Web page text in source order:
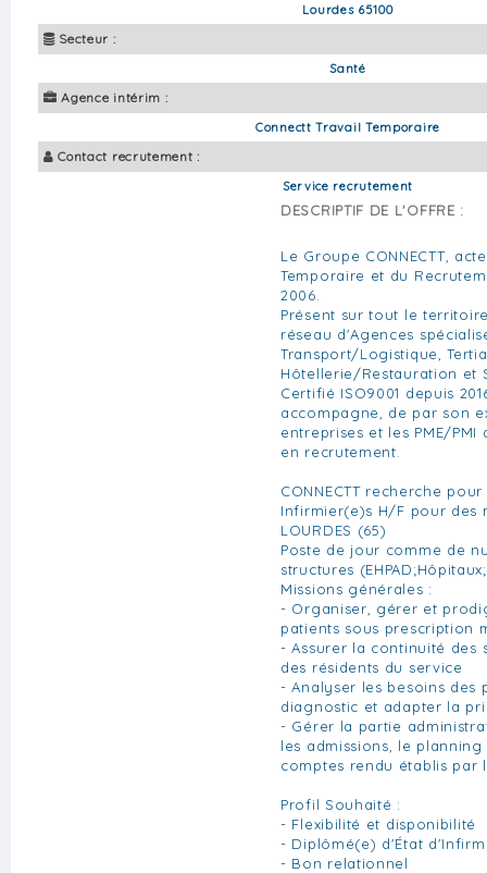
Lourdes 65100
Secteur :
Santé
Agence intérim :
Connectt Travail Temporaire
Contact recrutement :
Service recrutement
DESCRIPTIF DE L'OFFRE :
Le Groupe CONNECTT,
Temporaire et du
2006.
Présent sur tout le
réseau d'Agences
Transport/Logistique,
Hôtellerie/Restauration et
Certifié ISO9001 depuis
accompagne, de par son
entreprises et les PME/
en recrutement.
CONNECTT recherche
Infirmier(e)s H/F pour des
LOURDES (65)
Poste de jour comme de
structures
Missions générales :
- Organiser, gérer et
patients sous prescription
- Assurer la continuité des
des résidents du service
- Analyser les besoins des
diagnostic et adapter la
- Gérer la partie
les admissions, le
comptes rendu établis par
Profil Souhaité :
- Flexibilité et disponibilité
- Diplômé(e) d'État
- Bon relationnel